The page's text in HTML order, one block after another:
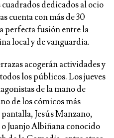
dedicados al ocio
cuenta con más de 30
perfecta fusión entre la
local y de vanguardia.
acogerán actividades y
los públicos. Los jueves
de la mano de
de los cómicos más
Jesús Manzano,
Juanjo Albiñana conocido